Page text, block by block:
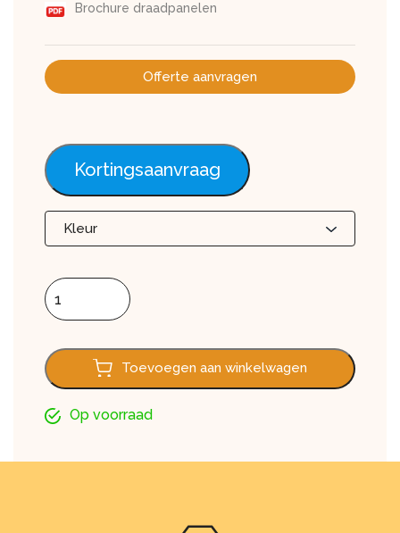
Brochure draadpanelen
Offerte aanvragen
Kortingsaanvraag
Kleur
Tuinpoort 1230 aantal
Toevoegen aan winkelwagen
Op voorraad